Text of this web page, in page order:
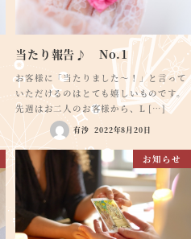
当たり報告♪ No.1
お客様に「当たりました～！」と言って
いただけるのはとても嬉しいものです。
先週はお二人のお客様から、L […]
有沙 2022年8月20日
お知らせ